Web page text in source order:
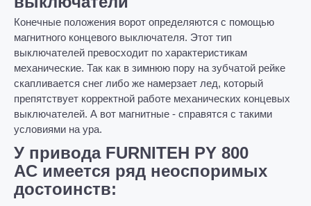
Конечные положения ворот определяются с помощью
магнитного концевого выключателя. Этот тип
выключателей превосходит по характеристикам
механические. Так как в зимнюю пору на зубчатой рейке
скапливается снег либо же намерзает лед, который
препятствует корректной работе механических концевых
выключателей. А вот магнитные - справятся с такими
условиями на ура.
У привода FURNITEH PY 800
AC имеется ряд неоспоримых
достоинств: